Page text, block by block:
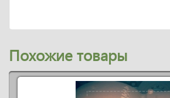
Похожие товары